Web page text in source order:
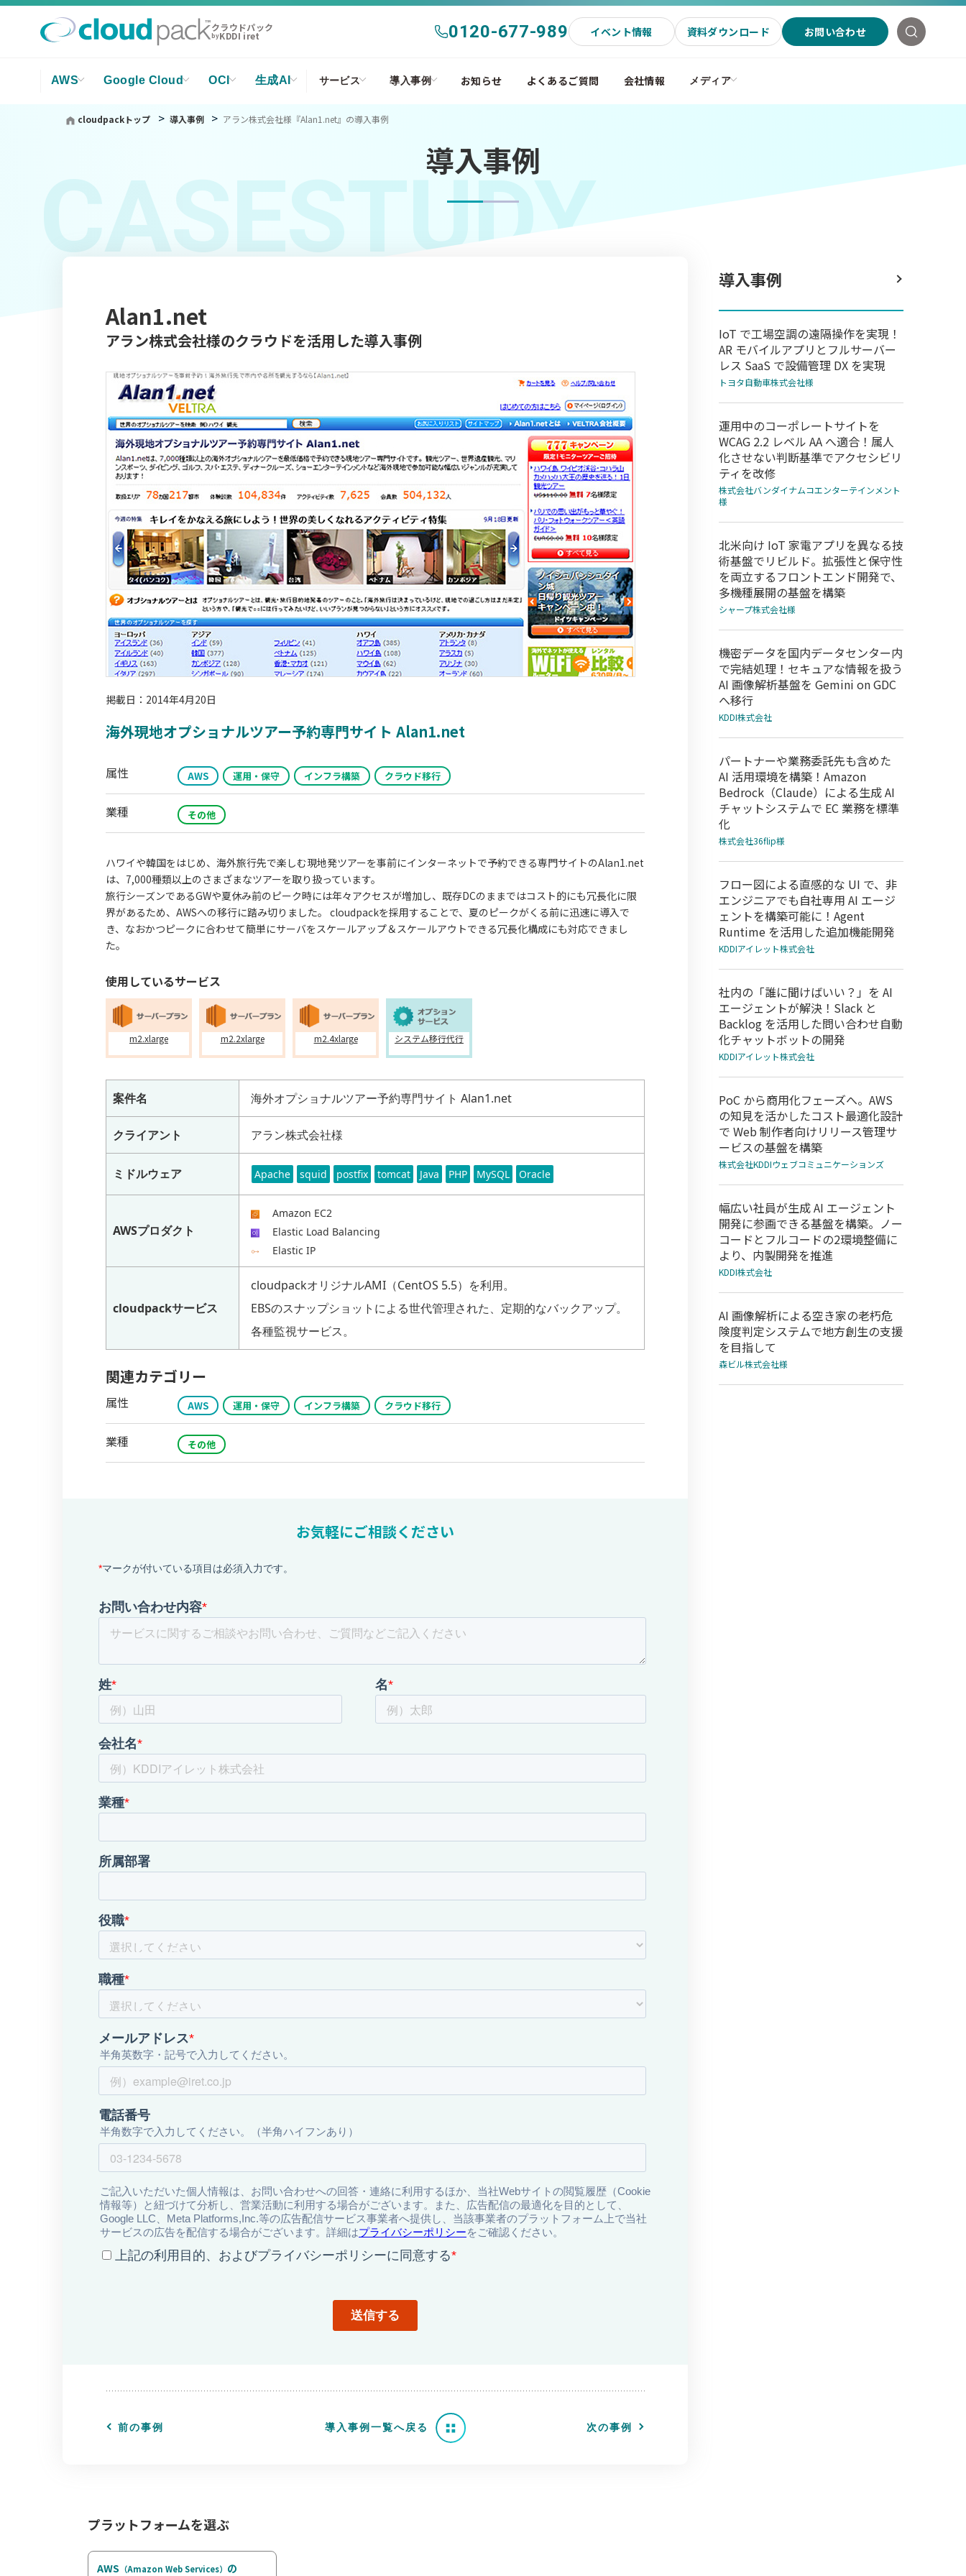
クラウドパック
byKDDI iret 0120-677-989 イベント情報 資料ダウンロード お問い合わせ
AWS Google Cloud OCI 生成AI サービス 導入事例 お知らせ よくあるご質問 会社情報 メディア
cloudpackトップ 導入事例 アラン株式会社様『Alan1.net』の導入事例
導入事例
CASESTUDY
Alan1.net
アラン株式会社様のクラウドを活用した導入事例
掲載日：2014年4月20日
海外現地オプショナルツアー予約専門サイト Alan1.net
属性 AWS 運用・保守 インフラ構築 クラウド移行
業種 その他
ハワイや韓国をはじめ、海外旅行先で楽しむ現地発ツアーを事前にインターネットで予約できる専門サイトのAlan1.net
は、7,000種類以上のさまざまなツアーを取り扱っています。
旅行シーズンであるGWや夏休み前のピーク時には年々アクセスが増加し、既存DCのままではコスト的にも冗長化に限
界があるため、AWSへの移行に踏み切りました。 cloudpackを採用することで、夏のピークがくる前に迅速に導入で
き、なおかつピークに合わせて簡単にサーバをスケールアップ＆スケールアウトできる冗長化構成にも対応できまし
た。
使用しているサービス
m2.xlarge m2.2xlarge m2.4xlarge システム移行代行
案件名 海外オプショナルツアー予約専門サイト Alan1.net
クライアント アラン株式会社様
ミドルウェア Apache squid postfix tomcat Java PHP MySQL Oracle
AWSプロダクト
Amazon EC2
Elastic Load Balancing
Elastic IP
cloudpackサービス
cloudpackオリジナルAMI（CentOS 5.5）を利用。
EBSのスナップショットによる世代管理された、定期的なバックアップ。
各種監視サービス。
関連カテゴリー
属性 AWS 運用・保守 インフラ構築 クラウド移行
業種 その他
お気軽にご相談ください
前の事例 導入事例一覧へ戻る 次の事例
導入事例
IoT で工場空調の遠隔操作を実現！
AR モバイルアプリとフルサーバー
レス SaaS で設備管理 DX を実現
トヨタ自動車株式会社様
運用中のコーポレートサイトを
WCAG 2.2 レベル AA へ適合！属人
化させない判断基準でアクセシビリ
ティを改修
株式会社バンダイナムコエンターテインメント
様
北米向け IoT 家電アプリを異なる技
術基盤でリビルド。拡張性と保守性
を両立するフロントエンド開発で、
多機種展開の基盤を構築
シャープ株式会社様
機密データを国内データセンター内
で完結処理！セキュアな情報を扱う
AI 画像解析基盤を Gemini on GDC
へ移行
KDDI株式会社
パートナーや業務委託先も含めた
AI 活用環境を構築！Amazon
Bedrock（Claude）による生成 AI
チャットシステムで EC 業務を標準
化
株式会社36flip様
フロー図による直感的な UI で、非
エンジニアでも自社専用 AI エージ
ェントを構築可能に！Agent
Runtime を活用した追加機能開発
KDDIアイレット株式会社
社内の「誰に聞けばいい？」を AI
エージェントが解決！Slack と
Backlog を活用した問い合わせ自動
化チャットボットの開発
KDDIアイレット株式会社
PoC から商用化フェーズへ。AWS
の知見を活かしたコスト最適化設計
で Web 制作者向けリリース管理サ
ービスの基盤を構築
株式会社KDDIウェブコミュニケーションズ
幅広い社員が生成 AI エージェント
開発に参画できる基盤を構築。ノー
コードとフルコードの2環境整備に
より、内製開発を推進
KDDI株式会社
AI 画像解析による空き家の老朽危
険度判定システムで地方創生の支援
を目指して
森ビル株式会社様
プラットフォームを選ぶ
AWS （Amazon Web Services） の